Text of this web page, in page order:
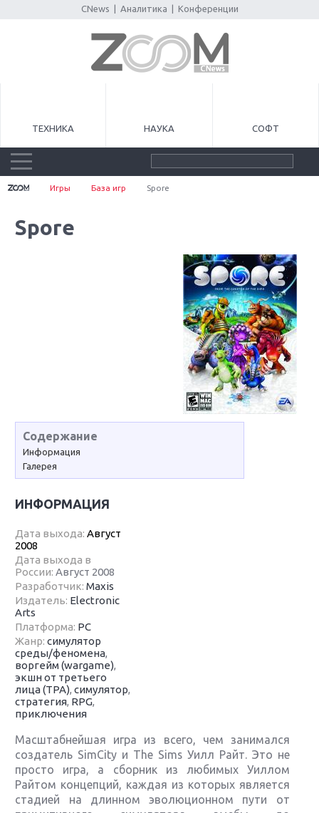
CNews Аналитика Конференции
ТЕХНИКА НАУКА СОФТ
Игры База игр Spore
Spore
Содержание
Информация
Галерея
ИНФОРМАЦИЯ
Дата выхода:Август
2008
Дата выхода в
России:Август 2008
Разработчик:Maxis
Издатель: Electronic
Arts
Платформа: PC
Жанр:симулятор
среды/феномена,
воргейм (wargame),
экшн от третьего
лица (TPA),симулятор,
стратегия, RPG,
приключения
Масштабнейшая игра из всего, чем занимался
создатель SimCity и The Sims Уилл Райт. Это не
просто игра, а сборник из любимых Уиллом
Райтом концепций, каждая из которых является
стадией на длинном эволюционном пути от